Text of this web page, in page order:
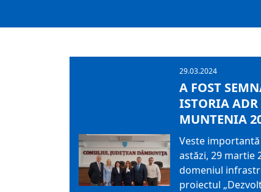
29.03.2024
A FOST
ISTORIA
MUNTENIA
Veste
astăzi, 29 martie
domeniul
proiectul